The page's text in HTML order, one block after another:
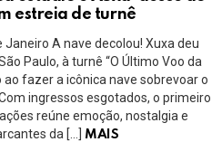
estreia de turnê
Janeiro A nave decolou! Xuxa deu
Paulo, à turnê “O Último Voo da
ao fazer a icônica nave sobrevoar o
ingressos esgotados, o primeiro
reúne emoção, nostalgia e
da […]
MAIS